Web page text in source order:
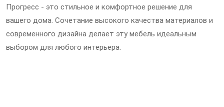
Прогресс - это стильное и комфортное решение для
вашего дома. Сочетание высокого качества материалов и
современного дизайна делает эту мебель идеальным
выбором для любого интерьера.